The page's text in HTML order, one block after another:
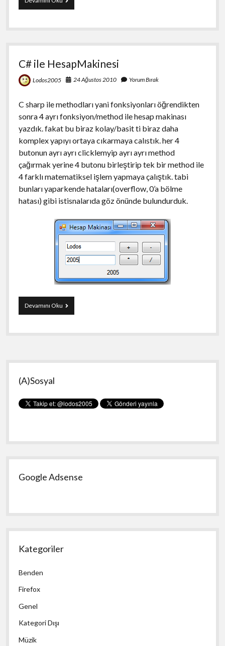
ile
Oyunu
C# ile HesapMakinesi
Lodos2005 24 Ağustos 2010 Yorum Bırak
C sharp ile methodları yani fonksiyonları öğrendikten
sonra 4 ayrı fonksiyon/method ile hesap makinası
yazdık. fakat bu biraz kolay/basit ti biraz daha
komplex yapıyı ortaya cıkarmaya calıstık. her 4
butonun ayrı ayrı clicklemyip ayrı ayrı method
çağırmak yerine 4 butonu birleştirip tek bir method ile
4 farklı matematiksel işlem yapmaya çalıştık. tabi
bunları yaparkende hataları(overflow, 0’a bölme
hatası) gibi istisnalarıda göz önünde bulundurduk.
Devamını OkuC#
ile
Yan
Menü
(A)Sosyal
Google Adsense
Kategoriler
Benden
Firefox
Genel
Kategori Dışı
Müzik